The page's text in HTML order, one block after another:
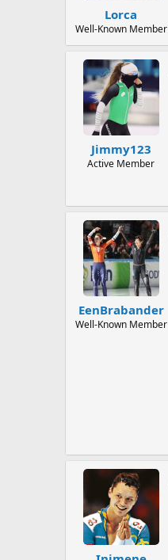
Lorca
Well-Known Member
Jimmy123
Active Member
EenBrabander
Well-Known Member